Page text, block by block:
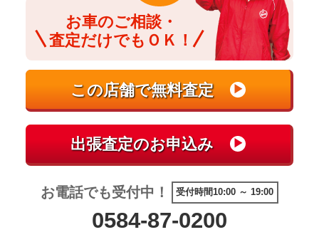
お車のご相談・
査定だけでもＯＫ！
お電話でも受付中！ 受付時間10:00 ～ 19:00
0584-87-0200